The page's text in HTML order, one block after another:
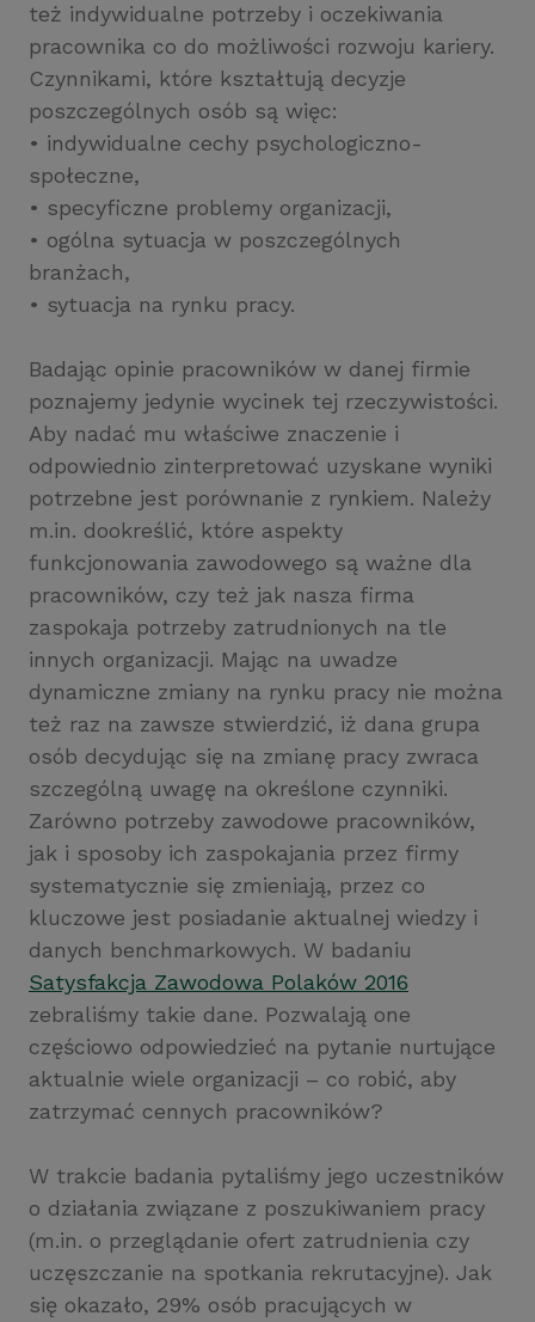
też indywidualne potrzeby i oczekiwania
pracownika co do możliwości rozwoju kariery.
Czynnikami, które kształtują decyzje
poszczególnych osób są więc:
• indywidualne cechy psychologiczno-
społeczne,
• specyficzne problemy organizacji,
• ogólna sytuacja w poszczególnych
branżach,
• sytuacja na rynku pracy.
Badając opinie pracowników w danej firmie
poznajemy jedynie wycinek tej rzeczywistości.
Aby nadać mu właściwe znaczenie i
odpowiednio zinterpretować uzyskane wyniki
potrzebne jest porównanie z rynkiem. Należy
m.in. dookreślić, które aspekty
funkcjonowania zawodowego są ważne dla
pracowników, czy też jak nasza firma
zaspokaja potrzeby zatrudnionych na tle
innych organizacji. Mając na uwadze
dynamiczne zmiany na rynku pracy nie można
też raz na zawsze stwierdzić, iż dana grupa
osób decydując się na zmianę pracy zwraca
szczególną uwagę na określone czynniki.
Zarówno potrzeby zawodowe pracowników,
jak i sposoby ich zaspokajania przez firmy
systematycznie się zmieniają, przez co
kluczowe jest posiadanie aktualnej wiedzy i
danych benchmarkowych. W badaniu
Satysfakcja Zawodowa Polaków 2016
zebraliśmy takie dane. Pozwalają one
częściowo odpowiedzieć na pytanie nurtujące
aktualnie wiele organizacji – co robić, aby
zatrzymać cennych pracowników?
W trakcie badania pytaliśmy jego uczestników
o działania związane z poszukiwaniem pracy
(m.in. o przeglądanie ofert zatrudnienia czy
uczęszczanie na spotkania rekrutacyjne). Jak
się okazało, 29% osób pracujących w